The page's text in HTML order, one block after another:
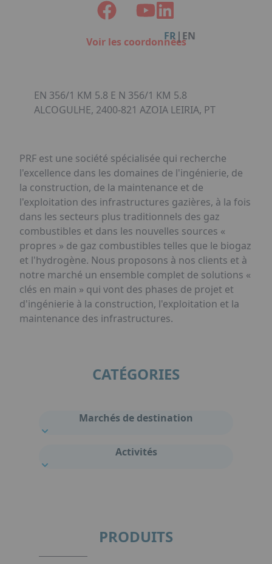
Organisation de Salons à Metz
à Metz
Qui sommes-nous ?
Accéder au complexe
Nos références
FR | EN
Voir les coordonnées
EN 356/1 KM 5.8 E N 356/1 KM 5.8
ALCOGULHE, 2400-821 AZOIA LEIRIA, PT
PRF est une société spécialisée qui recherche
l'excellence dans les domaines de l'ingénierie, de
la construction, de la maintenance et de
l'exploitation des infrastructures gazières, à la fois
dans les secteurs plus traditionnels des gaz
combustibles et dans les nouvelles sources «
propres » de gaz combustibles telles que le biogaz
et l'hydrogène. Nous proposons à nos clients et à
notre marché un ensemble complet de solutions «
clés en main » qui vont des phases de projet et
d'ingénierie à la construction, l'exploitation et la
maintenance des infrastructures.
CATÉGORIES
Marchés de destination
Activités
PRODUITS